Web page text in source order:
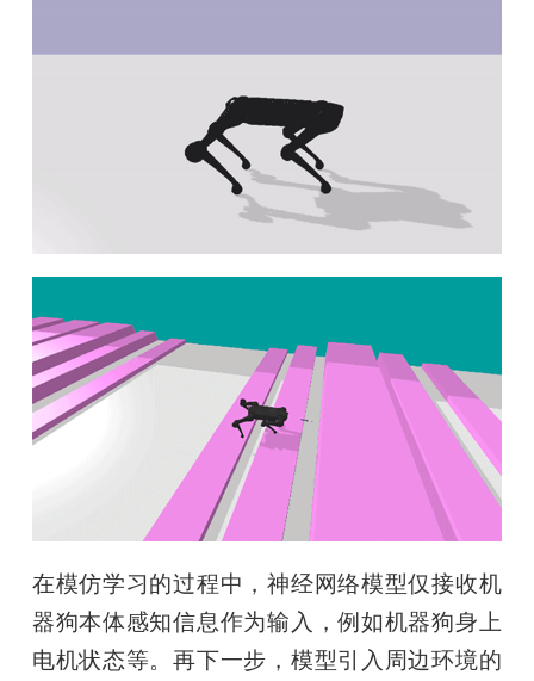
在模仿学习的过程中，神经网络模型仅接收机
器狗本体感知信息作为输入，例如机器狗身上
电机状态等。再下一步，模型引入周边环境的